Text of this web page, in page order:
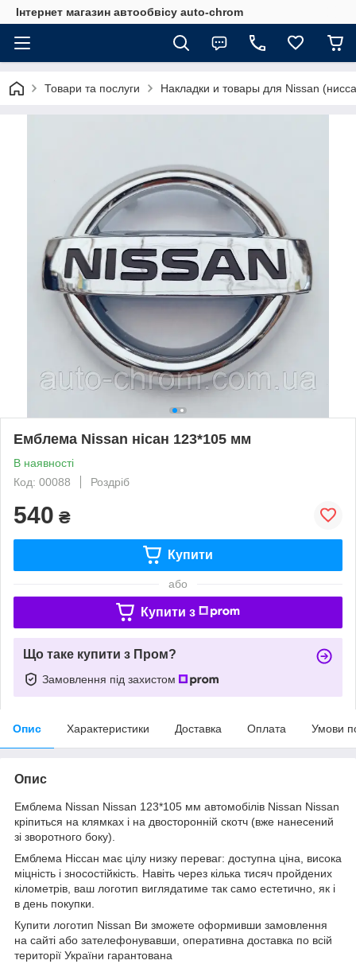
Інтернет магазин автообвісу auto-chrom
Товари та послуги Накладки и товары для Nissan
Емблема Nissan нісан 123*105 мм
В наявності
Код: 00088
Роздріб
540 ₴
Купити
або
Купити з
Що таке купити з Пром?
Замовлення під захистом
Опис Характеристики Доставка Оплата Умови
Опис
Емблема Nissan Nissan 123*105 мм автомобілів Nissan Nissan
кріпиться на клямках і на двосторонній скотч (вже нанесений
зі зворотного боку).
Емблема Ніссан має цілу низку переваг: доступна ціна, висока
міцність і зносостійкість. Навіть через кілька тисяч пройдених
кілометрів, ваш логотип виглядатиме так само естетично, як і
в день покупки.
Купити логотип Nissan Ви зможете оформивши замовлення
на сайті або зателефонувавши, оперативна доставка по всій
території України гарантована